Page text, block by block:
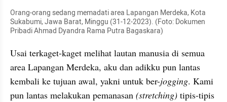
Orang-orang sedang memadati area Lapangan Merdeka, Kota
Sukabumi, Jawa Barat, Minggu (31-12-2023). (Foto: Dokumen
Pribadi Ahmad Dyandra Rama Putra Bagaskara)
Usai terkaget-kaget melihat lautan manusia di semua
area Lapangan Merdeka, aku dan adikku pun lantas
kembali ke tujuan awal, yakni untuk ber-jogging. Kami
pun lantas melakukan pemanasan (stretching) tipis-tipis